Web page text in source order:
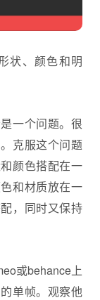
状、颜色和明
一个问题。很
克服这个问题
颜色搭配在一
和材质放在一
，同时又保持
或behance上
单帧。观察他